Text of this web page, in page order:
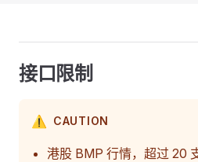
接口限制
⚠️ CAUTION
港股 BMP 行情，超过 20